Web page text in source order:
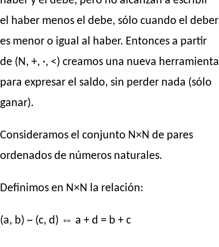
el haber menos el debe, sólo cuando el deber
es menor o igual al haber. Entonces a partir
de (N, +, ·, <) creamos una nueva herramienta
para expresar el saldo, sin perder nada (sólo
ganar).
Consideramos el conjunto N×N de pares
ordenados de números naturales.
Definimos en N×N la relación:
(a, b) ~ (c, d) ⇔ a + d = b + c